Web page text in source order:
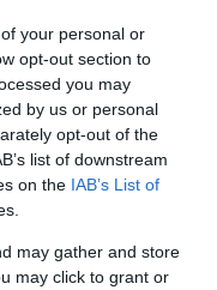
your personal or
opt-out section to
you may
by us or personal
opt-out of the
list of downstream
on the IAB’s List of
may gather and store
may click to grant or